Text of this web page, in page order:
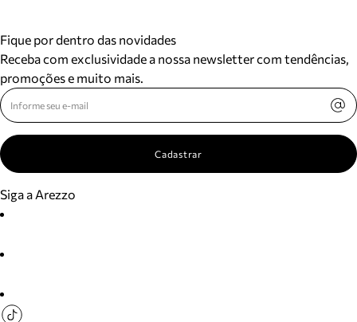
Fique por dentro das novidades
Receba com exclusividade a nossa newsletter com tendências,
promoções e muito mais.
Cadastrar
Siga a Arezzo